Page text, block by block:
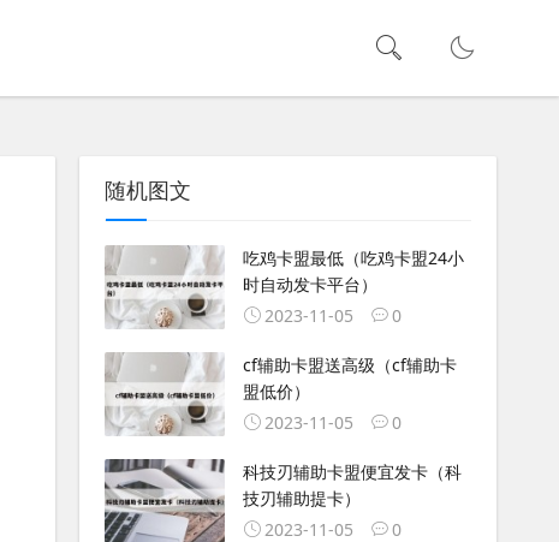
随机图文
吃鸡卡盟最低（吃鸡卡盟24小
时自动发卡平台）
2023-11-05
0
cf辅助卡盟送高级（cf辅助卡
盟低价）
2023-11-05
0
科技刃辅助卡盟便宜发卡（科
技刃辅助提卡）
2023-11-05
0